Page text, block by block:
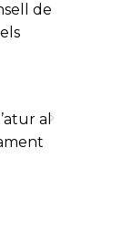
de
al